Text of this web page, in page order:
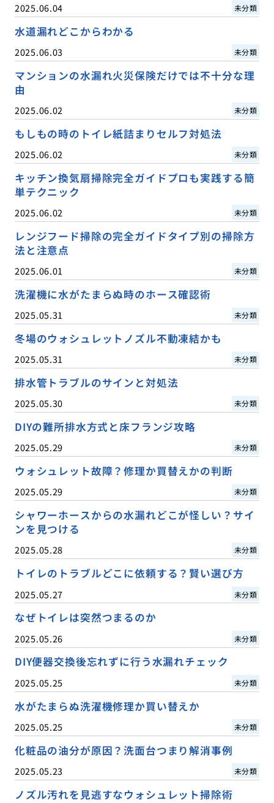
2025.06.04 未分類
水道漏れどこからわかる
2025.06.03 未分類
マンションの水漏れ火災保険だけでは不十分な理
由
2025.06.02 未分類
もしもの時のトイレ紙詰まりセルフ対処法
2025.06.02 未分類
キッチン換気扇掃除完全ガイドプロも実践する簡
単テクニック
2025.06.02 未分類
レンジフード掃除の完全ガイドタイプ別の掃除方
法と注意点
2025.06.01 未分類
洗濯機に水がたまらぬ時のホース確認術
2025.05.31 未分類
冬場のウォシュレットノズル不動凍結かも
2025.05.31 未分類
排水管トラブルのサインと対処法
2025.05.30 未分類
DIYの難所排水方式と床フランジ攻略
2025.05.29 未分類
ウォシュレット故障？修理か買替えかの判断
2025.05.29 未分類
シャワーホースからの水漏れどこが怪しい？サイ
ンを見つける
2025.05.28 未分類
トイレのトラブルどこに依頼する？賢い選び方
2025.05.27 未分類
なぜトイレは突然つまるのか
2025.05.26 未分類
DIY便器交換後忘れずに行う水漏れチェック
2025.05.25 未分類
水がたまらぬ洗濯機修理か買い替えか
2025.05.25 未分類
化粧品の油分が原因？洗面台つまり解消事例
2025.05.23 未分類
ノズル汚れを見逃すなウォシュレット掃除術